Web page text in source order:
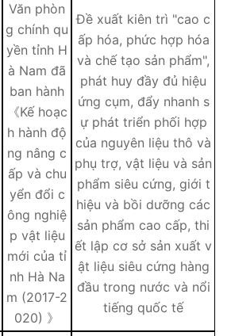
Văn phòn
g chính qu
yền tỉnh H
à Nam đã
ban hành
《Kế hoạc
h hành độ
ng nâng c
ấp và chu
yển đổi c
ông nghiệ
p vật liệu
mới của tỉ
nh Hà Na
m (2017-2
020) 》
Đề xuất kiên trì "cao c
ấp hóa, phức hợp hóa
và chế tạo sản phẩm",
phát huy đầy đủ hiệu
ứng cụm, đẩy nhanh s
ự phát triển phối hợp
của nguyên liệu thô và
phụ trợ, vật liệu và sản
phẩm siêu cứng, giới t
hiệu và bồi dưỡng các
sản phẩm cao cấp, thi
ết lập cơ sở sản xuất v
ật liệu siêu cứng hàng
đầu trong nước và nổi
tiếng quốc tế